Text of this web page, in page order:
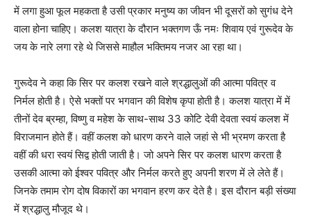
में लगा हुआ फूल महकता है उसी प्रकार मनुष्य का जीवन भी दूसरों को सुगंध देने
वाला होना चाहिए। कलश यात्रा के दौरान भक्तगण ऊँ नमः शिवाय एवं गुरूदेव के
जय के नारे लगा रहे थे जिससे माहौल भक्तिमय नजर आ रहा था।
गुरूदेव ने कहा कि सिर पर कलश रखने वाले श्रद्धालुओं की आत्मा पवित्र व
निर्मल होती है। ऐसे भक्तों पर भगवान की विशेष कृपा होती है। कलश यात्रा में में
तीनों देव ब्रम्हा, विष्णु व महेश के साथ-साथ 33 कोटि देवी देवता स्वयं कलश में
विराजमान होते हैं। वहीं कलश को धारण करने वाले जहां से भी भ्रमण करता है
वहीं की धरा स्वयं सिद्व होती जाती है। जो अपने सिर पर कलश धारण करता है
उसकी आत्मा को ईश्वर पवित्र और निर्मल करते हुए अपनी शरण में ले लेते हैं।
जिनके तमाम रोग दोष विकारों का भगवान हरण कर देते है। इस दौरान बड़ी संख्या
में श्रद्धालु मौजूद थे।